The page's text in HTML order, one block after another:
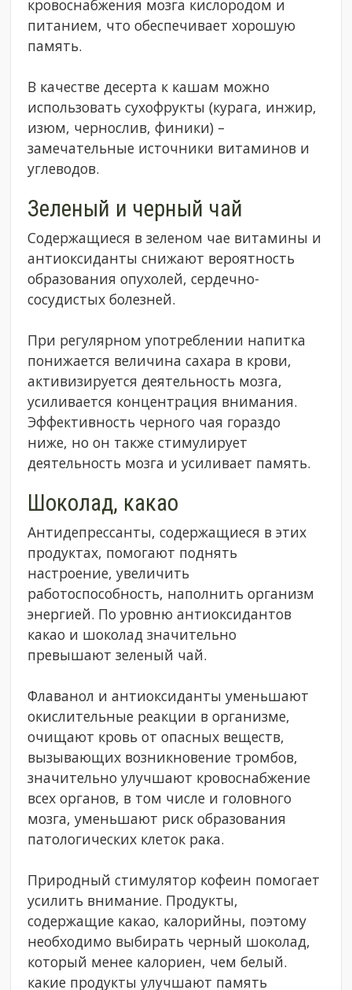
кровоснабжения мозга кислородом и
питанием, что обеспечивает хорошую
память.
В качестве десерта к кашам можно
использовать сухофрукты (курага, инжир,
изюм, чернослив, финики) –
замечательные источники витаминов и
углеводов.
Зеленый и черный чай
Содержащиеся в зеленом чае витамины и
антиоксиданты снижают вероятность
образования опухолей, сердечно-
сосудистых болезней.
При регулярном употреблении напитка
понижается величина сахара в крови,
активизируется деятельность мозга,
усиливается концентрация внимания.
Эффективность черного чая гораздо
ниже, но он также стимулирует
деятельность мозга и усиливает память.
Шоколад, какао
Антидепрессанты, содержащиеся в этих
продуктах, помогают поднять
настроение, увеличить
работоспособность, наполнить организм
энергией. По уровню антиоксидантов
какао и шоколад значительно
превышают зеленый чай.
Флаванол и антиоксиданты уменьшают
окислительные реакции в организме,
очищают кровь от опасных веществ,
вызывающих возникновение тромбов,
значительно улучшают кровоснабжение
всех органов, в том числе и головного
мозга, уменьшают риск образования
патологических клеток рака.
Природный стимулятор кофеин помогает
усилить внимание. Продукты,
содержащие какао, калорийны, поэтому
необходимо выбирать черный шоколад,
который менее калориен, чем белый.
какие продукты улучшают память